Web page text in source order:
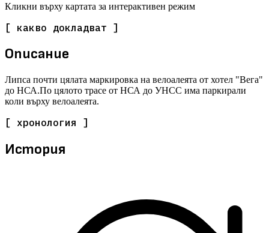
Кликни върху картата за интерактивен режим
[ какво докладват ]
Описание
Липса почти цялата маркировка на велоалеята от хотел "Вега"
до НСА.По цялото трасе от НСА до УНСС има паркирали
коли върху велоалеята.
[ хронология ]
История